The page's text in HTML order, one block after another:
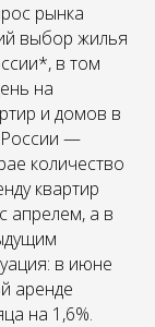
рынка
выбор жилья
в том
на
и домов в
России —
количество
квартир
апрелем, а в
в июне
аренде
на 1,6%.